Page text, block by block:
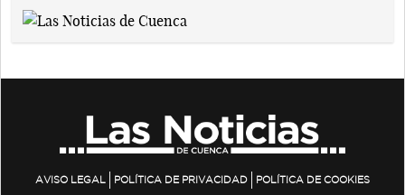
AVISO LEGAL POLÍTICA DE PRIVACIDAD POLÍTICA DE COOKIES